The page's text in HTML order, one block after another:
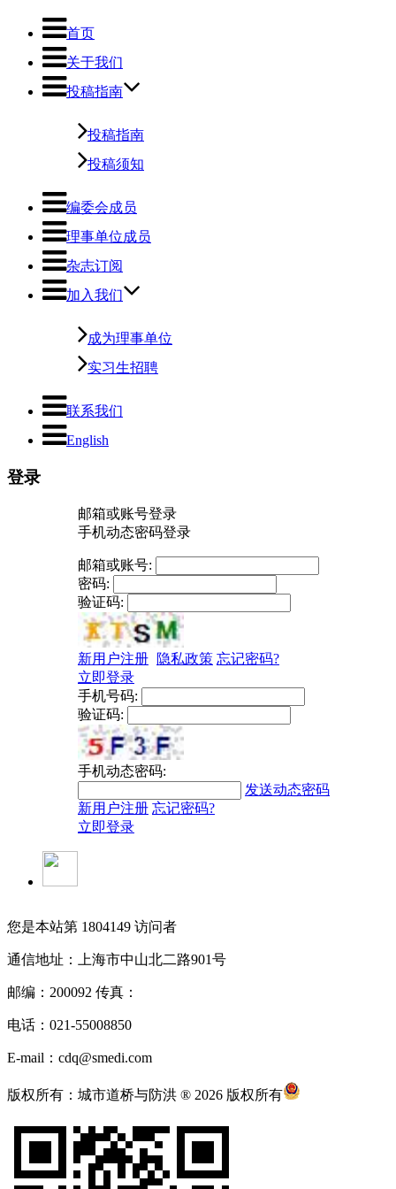
首页
关于我们
投稿指南
投稿指南
投稿须知
编委会成员
理事单位成员
杂志订阅
加入我们
成为理事单位
实习生招聘
联系我们
English
登录
邮箱或账号登录
手机动态密码登录
邮箱或账号:
密码:
验证码:
新用户注册 隐私政策 忘记密码?
立即登录
手机号码:
验证码:
手机动态密码:
发送动态密码
新用户注册 忘记密码?
立即登录
您是本站第 1804149 访问者
通信地址：上海市中山北二路901号
邮编：200092 传真：
电话：021-55008850
E-mail：cdq@smedi.com
版权所有：城市道桥与防洪 ® 2026 版权所有